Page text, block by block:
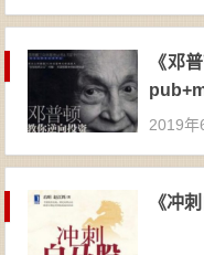
《邓
2019年
《冲